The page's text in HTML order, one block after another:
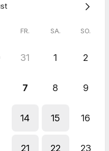
slots are convenient for
FR. SA. SO.
31 1 2
7 8 9
14 15 16
21 22 23